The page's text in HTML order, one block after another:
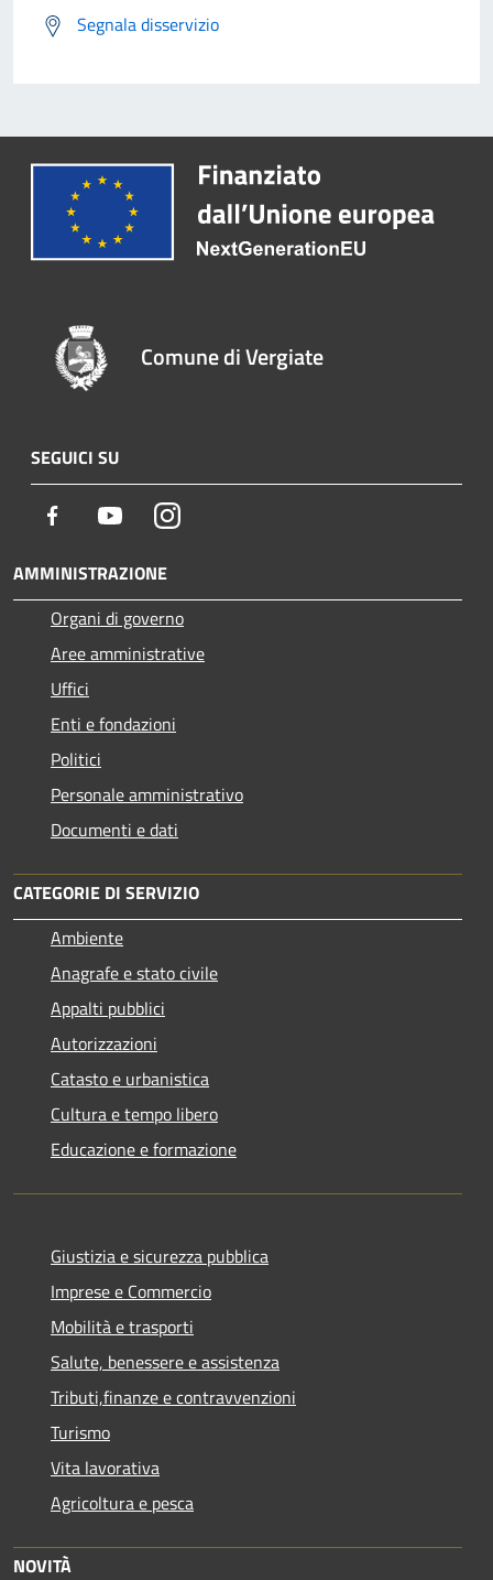
Segnala disservizio
Comune di Vergiate
SEGUICI SU
Facebook YoutubeInstagram
AMMINISTRAZIONE
Organi di governo
Aree amministrative
Uffici
Enti e fondazioni
Politici
Personale amministrativo
Documenti e dati
CATEGORIE DI SERVIZIO
Ambiente
Anagrafe e stato civile
Appalti pubblici
Autorizzazioni
Catasto e urbanistica
Cultura e tempo libero
Educazione e formazione
Giustizia e sicurezza pubblica
Imprese e Commercio
Mobilità e trasporti
Salute, benessere e assistenza
Tributi,finanze e contravvenzioni
Turismo
Vita lavorativa
Agricoltura e pesca
NOVITÀ